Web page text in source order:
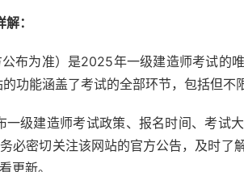
：
布为准）是2025年一级建造师考试的
功能涵盖了考试的全部环节，包括但不
一级建造师考试政策、报名时间、考试
必密切关注该网站的官方公告，及时了
更新。